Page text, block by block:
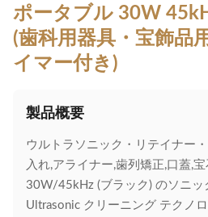
ポータブル 30W
(歯科用器具・宝飾品
イマー付き)
製品概要
ウルトラソニック・リテイナー
入れ,アライナー,歯列矯正,口蓋,
30W/45kHz (ブラック) のソニッ
Ultrasonic クリーニング テクノ